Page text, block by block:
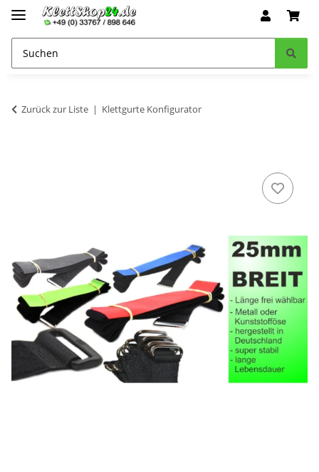
Zurück zur Liste Klettgurte Konfigurator